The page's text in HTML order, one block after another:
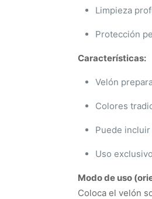
Limpieza
Protección
Características:
Velón
Colores
Puede
Uso
Modo de uso
Coloca el velón